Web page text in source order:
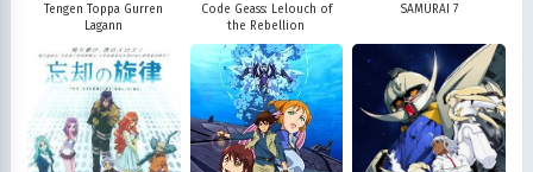
Tengen Toppa Gurren
Lagann
Code Geass: Lelouch of
the Rebellion
SAMURAI 7